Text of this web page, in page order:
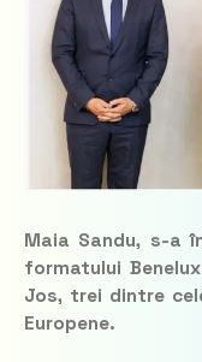
Maia Sandu, s-a
formatului
Jos, trei dintre
Europene.